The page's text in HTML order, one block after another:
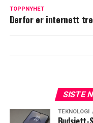
TOPPNYHET
Derfor er internett
SISTE
TEKNOLOGI